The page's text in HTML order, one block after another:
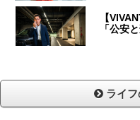
【
「公安
ライ